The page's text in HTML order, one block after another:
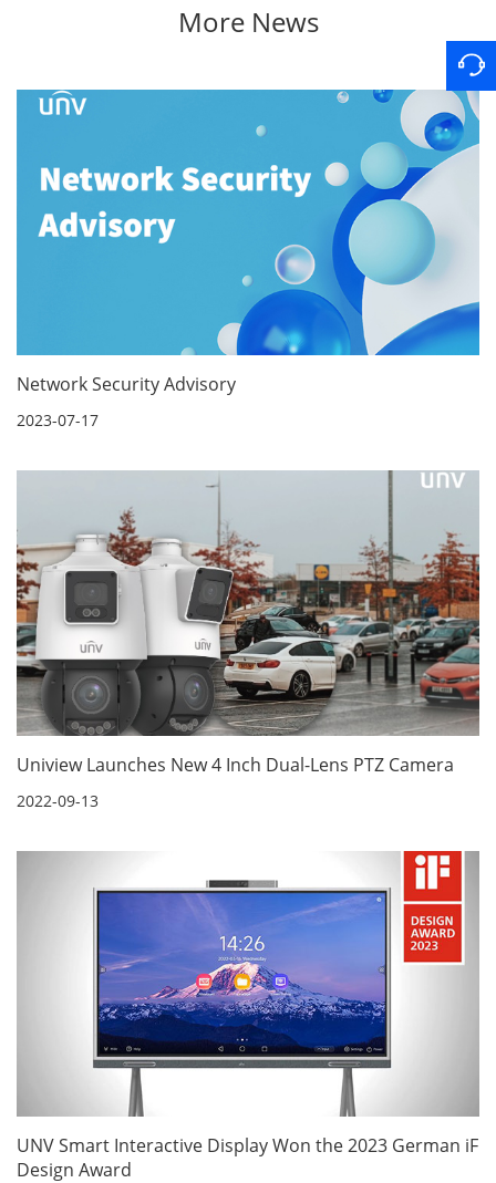
More News
Network Security Advisory
2023-07-17
Uniview Launches New 4 Inch Dual-Lens PTZ Camera
2022-09-13
UNV Smart Interactive Display Won the 2023 German iF
Design Award